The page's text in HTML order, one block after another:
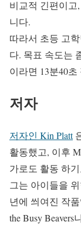
비교적 긴편이고
니다.
따라서 초등 고
다. 목표 속도는
이라면 13분40
저자
저자인 Kin Platt
활동했고, 이후
가로도 활동 하
그는 아이들을
년에 씌여진 작
the Busy